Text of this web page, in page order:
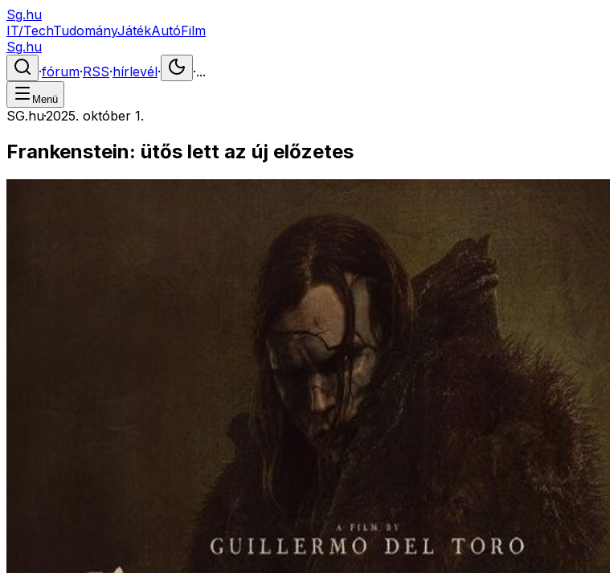
Sg.hu
IT/TechTudományJátékAutóFilm
Sg.hu
·fórum·RSS·hírlevél· ·...
Menü
SG.hu·2025. október 1.
Frankenstein: ütős lett az új előzetes